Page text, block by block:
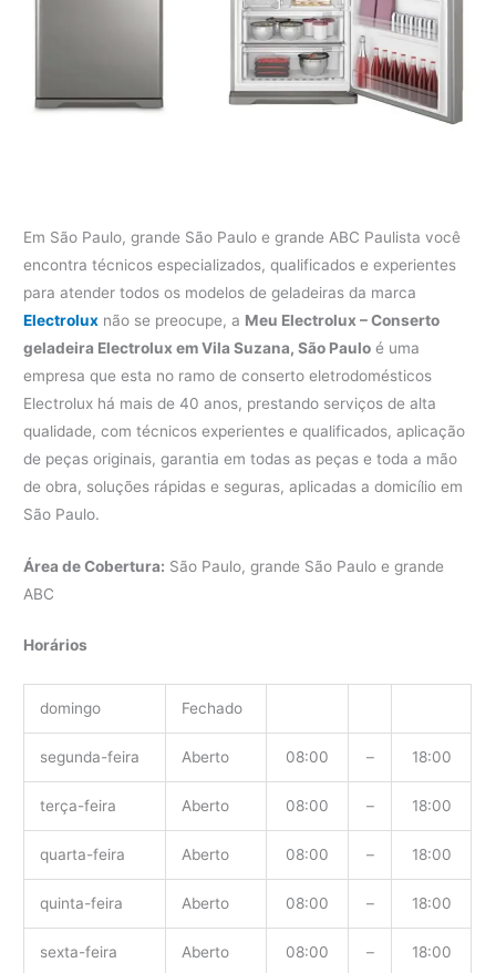
Em São Paulo, grande São Paulo e grande ABC Paulista você
encontra técnicos especializados, qualificados e experientes
para atender todos os modelos de geladeiras da marca
Electrolux não se preocupe, a Meu Electrolux – Conserto
geladeira Electrolux em Vila Suzana, São Paulo é uma
empresa que esta no ramo de conserto eletrodomésticos
Electrolux há mais de 40 anos, prestando serviços de alta
qualidade, com técnicos experientes e qualificados, aplicação
de peças originais, garantia em todas as peças e toda a mão
de obra, soluções rápidas e seguras, aplicadas a domicílio em
São Paulo.
Área de Cobertura: São Paulo, grande São Paulo e grande
ABC
Horários
domingo Fechado
segunda-feira Aberto 08:00 – 18:00
terça-feira Aberto 08:00 – 18:00
quarta-feira Aberto 08:00 – 18:00
quinta-feira Aberto 08:00 – 18:00
sexta-feira Aberto 08:00 – 18:00